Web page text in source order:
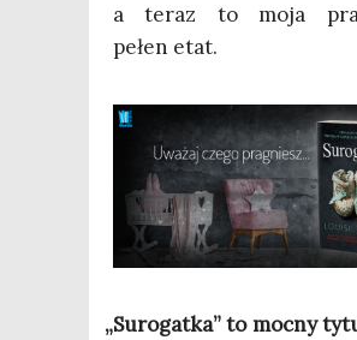
a teraz to moja
pełen etat.
„Suro­gat­ka” to moc­ny